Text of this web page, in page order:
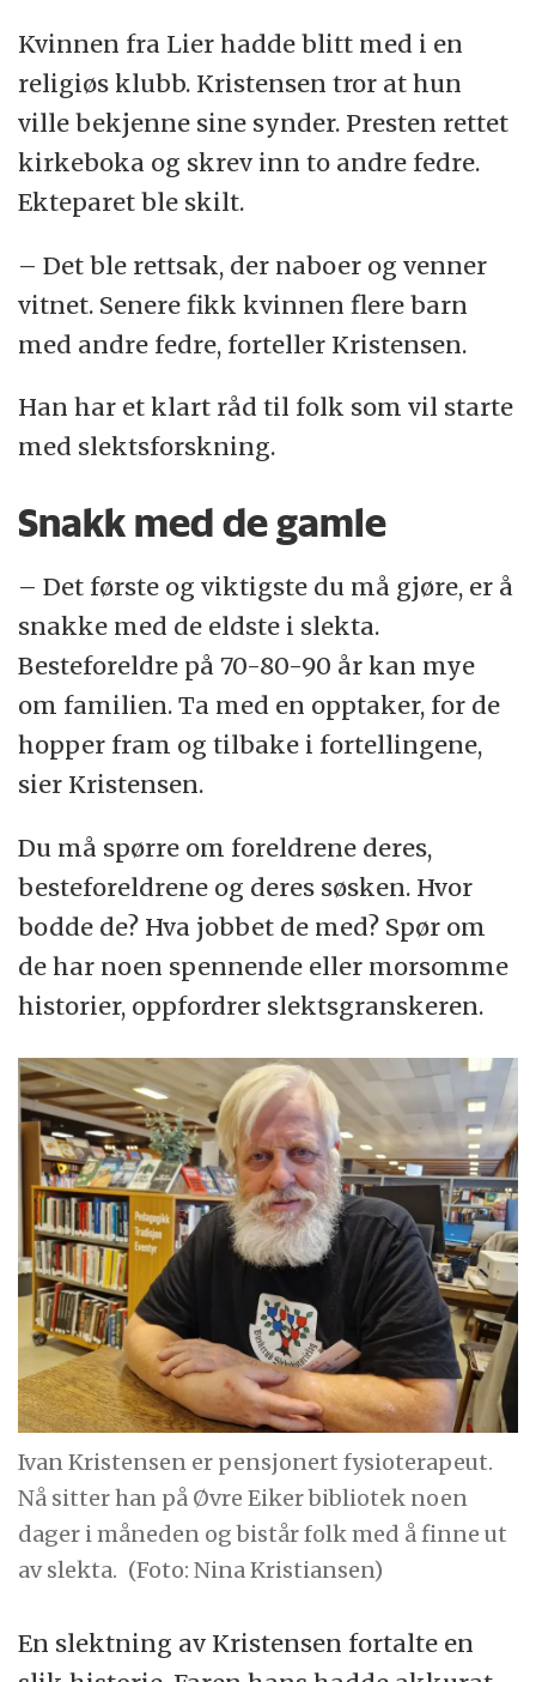
Kvinnen fra Lier hadde blitt med i en
religiøs klubb. Kristensen tror at hun
ville bekjenne sine synder. Presten rettet
kirkeboka og skrev inn to andre fedre.
Ekteparet ble skilt.
– Det ble rettsak, der naboer og venner
vitnet. Senere fikk kvinnen flere barn
med andre fedre, forteller Kristensen.
Han har et klart råd til folk som vil starte
med slektsforskning.
Snakk med de gamle
– Det første og viktigste du må gjøre, er å
snakke med de eldste i slekta.
Besteforeldre på 70-80-90 år kan mye
om familien. Ta med en opptaker, for de
hopper fram og tilbake i fortellingene,
sier Kristensen.
Du må spørre om foreldrene deres,
besteforeldrene og deres søsken. Hvor
bodde de? Hva jobbet de med? Spør om
de har noen spennende eller morsomme
historier, oppfordrer slektsgranskeren.
Ivan Kristensen er pensjonert fysioterapeut.
Nå sitter han på Øvre Eiker bibliotek noen
dager i måneden og bistår folk med å finne ut
av slekta. (Foto: Nina Kristiansen)
En slektning av Kristensen fortalte en